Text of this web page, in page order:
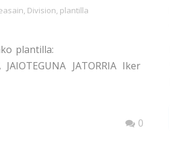
Division plantilla
plantilla:
JAIOTEGUNA JATORRIA Iker
0